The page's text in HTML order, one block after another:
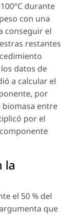
durante
con una
conseguir el
restantes
los datos de
a calcular el
por
biomasa entre
por el
la
el 50 % del
que